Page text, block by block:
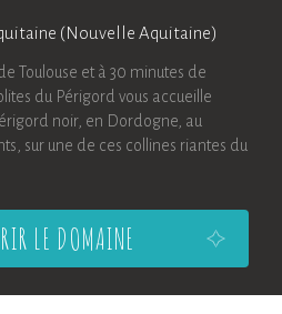
(Nouvelle Aquitaine)
Toulouse et à 30 minutes de
du Périgord vous accueille
noir, en Dordogne, au
sur une de ces collines riantes du
LE DOMAINE